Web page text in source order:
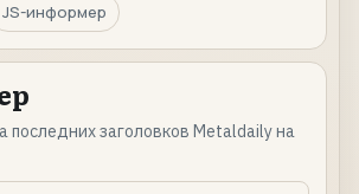
JS-информер
заголовков Metaldaily на